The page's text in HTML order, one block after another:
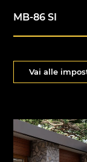
MB-86 SI
Vai alle